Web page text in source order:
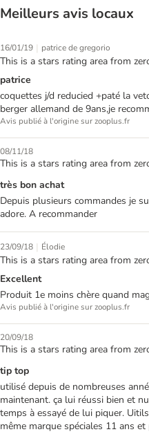
Meilleurs avis locaux
16/01/19 | patrice de gregorio
This is a stars rating area from
patrice
coquettes j/d reducied +paté la
berger allemand de 9ans,je
Avis publié à l'origine sur zooplus.fr
08/11/18
This is a stars rating area from
très bon achat
Depuis plusieurs commandes je
adore. A recommander
23/09/18 | Élodie
This is a stars rating area from
Excellent
Produit 1e moins chère quand
Avis publié à l'origine sur zooplus.fr
20/09/18
This is a stars rating area from
tip top
utilisé depuis de nombreuses
maintenant. ça lui réussi bien et
temps à essayé de lui piquer.
même marque spéciales 11 ans et